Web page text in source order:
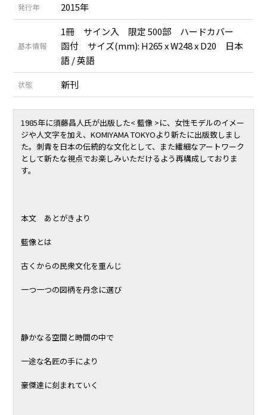
発行年 2015年
基本情報
1冊 サイン入 限定 500部 ハードカバー
函付 サイズ(mm): H265 x W248 x D20 日本
語 / 英語
状態 新刊
1985年に須藤昌人氏が出版した< 藍像 >に、女性モデルのイメー
ジや人文字を加え、KOMIYAMA TOKYOより新たに出版致しまし
た。刺青を日本の伝統的な文化として、また繊細なアートワーク
として新たな視点でお楽しみいただけるよう再構成しておりま
す。
本文 あとがきより
藍像とは
古くからの民衆文化を重んじ
一つ一つの図柄を丹念に選び
静かなる空間と時間の中で
一途な名匠の手により
豪傑達に刻まれていく